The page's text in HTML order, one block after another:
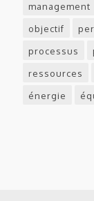
management
objectif
processus
ressources
énergie